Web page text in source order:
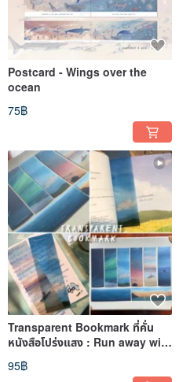
Postcard - Wings over the
ocean
75฿
Transparent Bookmark ที่คั่น
หนังสือโปร่งแสง : Run away with
95฿